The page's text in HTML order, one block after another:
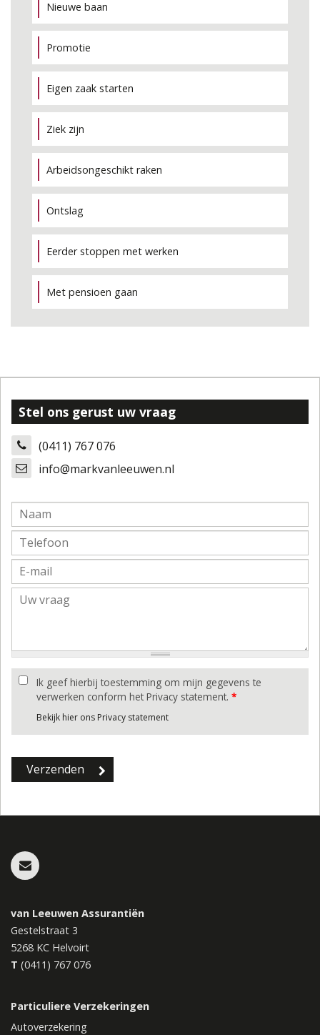
Nieuwe baan
Promotie
Eigen zaak starten
Ziek zijn
Arbeidsongeschikt raken
Ontslag
Eerder stoppen met werken
Met pensioen gaan
Stel ons gerust uw vraag
(0411) 767 076
info@markvanleeuwen.nl
Ik geef hierbij toestemming om mijn gegevens te
verwerken conform het Privacy statement. *
Bekijk hier ons Privacy statement
van Leeuwen Assurantiën
Gestelstraat 3
5268 KC Helvoirt
T (0411) 767 076
Particuliere Verzekeringen
Autoverzekering